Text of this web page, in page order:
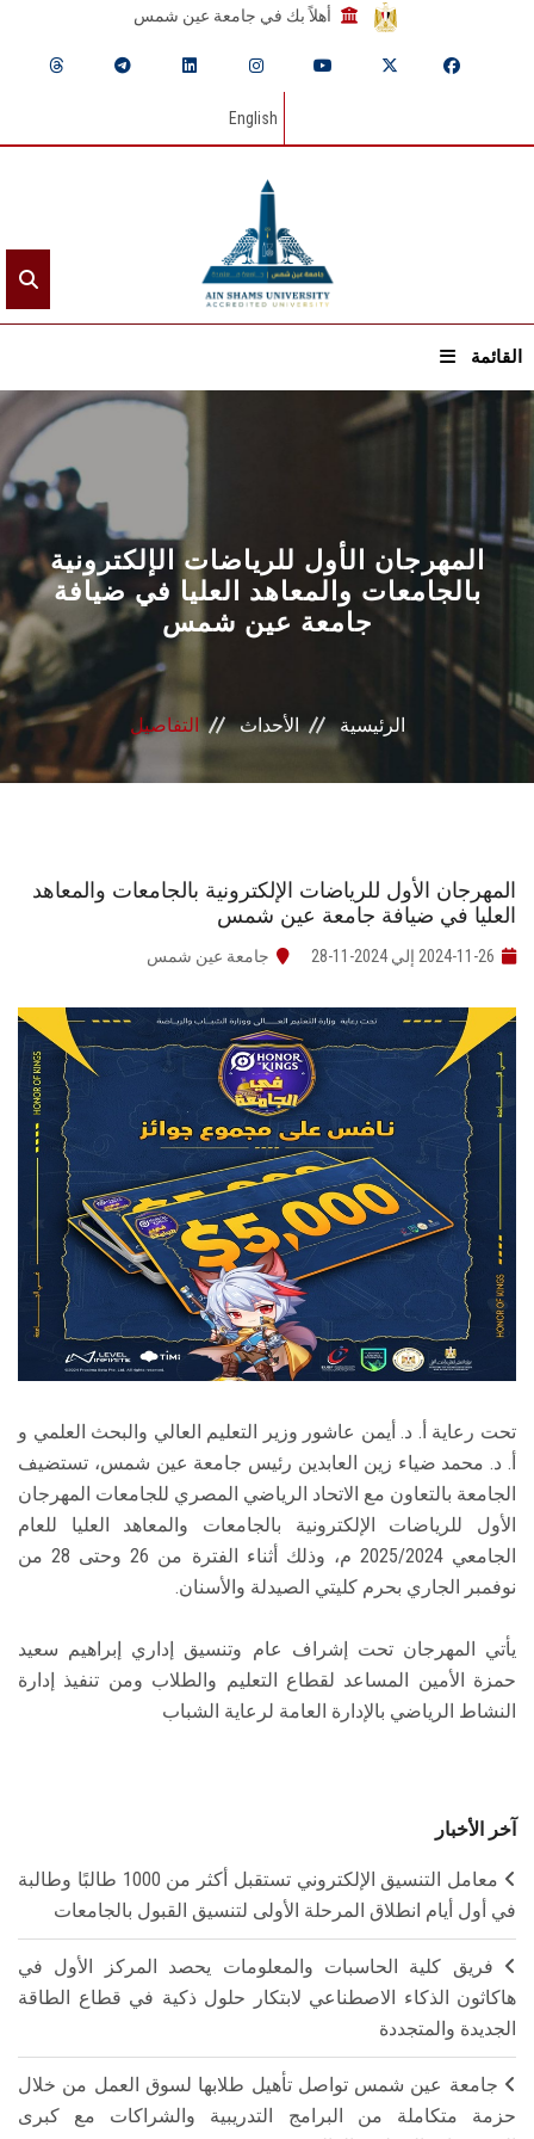
أهلاً بك في جامعة عين شمس
English
القائمة
الرئيسيـة
عن الجامعة
القطاعـات
الشئون الأكاديمية
البحث العلمي
الرعاية الصحية
الأنظمة الذكية
تواصل معنا
الطلاب
هيئة التدريس
الدراسات العليا
الخريجين
الموظفون
سجل الان
المهرجان الأول للرياضات الإلكترونية
بالجامعات والمعاهد العليا في ضيافة
جامعة عين شمس
الرئيسية الأحداث التفاصيل
المهرجان الأول للرياضات الإلكترونية بالجامعات والمعاهد
العليا في ضيافة جامعة عين شمس
2024-11-26 إلي 2024-11-28 جامعة عين شمس
تحت رعاية أ. د. أيمن عاشور وزير التعليم العالي والبحث العلمي و
أ. د. محمد ضياء زين العابدين رئيس جامعة عين شمس، تستضيف
الجامعة بالتعاون مع الاتحاد الرياضي المصري للجامعات المهرجان
الأول للرياضات الإلكترونية بالجامعات والمعاهد العليا للعام
الجامعي 2025/2024 م، وذلك أثناء الفترة من 26 وحتى 28 من
نوفمبر الجاري بحرم كليتي الصيدلة والأسنان.
يأتي المهرجان تحت إشراف عام وتنسيق إداري إبراهيم سعيد
حمزة الأمين المساعد لقطاع التعليم والطلاب ومن تنفيذ إدارة
النشاط الرياضي بالإدارة العامة لرعاية الشباب
آخر الأخبار
معامل التنسيق الإلكتروني تستقبل أكثر من 1000 طالبًا وطالبة
في أول أيام انطلاق المرحلة الأولى لتنسيق القبول بالجامعات
فريق كلية الحاسبات والمعلومات يحصد المركز الأول في
هاكاثون الذكاء الاصطناعي لابتكار حلول ذكية في قطاع الطاقة
الجديدة والمتجددة
جامعة عين شمس تواصل تأهيل طلابها لسوق العمل من خلال
حزمة متكاملة من البرامج التدريبية والشراكات مع كبرى